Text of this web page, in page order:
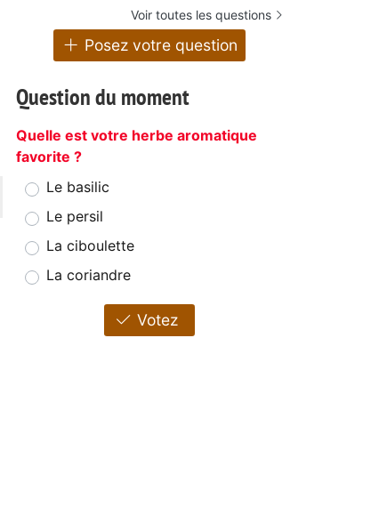
Voir toutes les questions
Posez votre question
Question du moment
Quelle est votre herbe aromatique
favorite ?
Le basilic
Le persil
La ciboulette
La coriandre
Votez